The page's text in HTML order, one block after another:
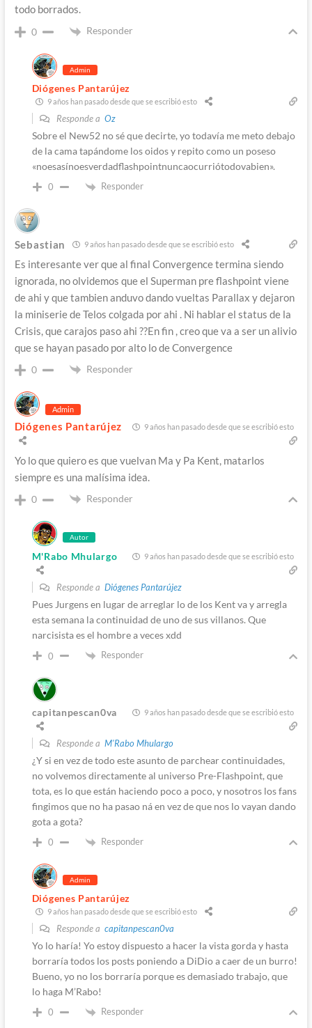
todo borrados.
0 Responder
Admin
Diógenes Pantarújez
9 años han pasado desde que se escribió esto
Responde a Oz
Sobre el New52 no sé que decirte, yo todavía me meto debajo
de la cama tapándome los oidos y repito como un poseso
«noesasínoesverdadflashpointnuncaocurriótodovabien».
0 Responder
Sebastian 9 años han pasado desde que se escribió esto
Es interesante ver que al final Convergence termina siendo
ignorada, no olvidemos que el Superman pre flashpoint viene
de ahi y que tambien anduvo dando vueltas Parallax y dejaron
la miniserie de Telos colgada por ahi . Ni hablar el status de la
Crisis, que carajos paso ahi ??En fin , creo que va a ser un alivio
que se hayan pasado por alto lo de Convergence
0 Responder
Admin
Diógenes Pantarújez 9 años han pasado desde que se escribió esto
Yo lo que quiero es que vuelvan Ma y Pa Kent, matarlos
siempre es una malísima idea.
0 Responder
Autor
M'Rabo Mhulargo 9 años han pasado desde que se escribió esto
Responde a Diógenes Pantarújez
Pues Jurgens en lugar de arreglar lo de los Kent va y arregla
esta semana la continuidad de uno de sus villanos. Que
narcisista es el hombre a veces xdd
0 Responder
capitanpescan0va 9 años han pasado desde que se escribió esto
Responde a M'Rabo Mhulargo
¿Y si en vez de todo este asunto de parchear continuidades,
no volvemos directamente al universo Pre-Flashpoint, que
tota, es lo que están haciendo poco a poco, y nosotros los fans
fingimos que no ha pasao ná en vez de que nos lo vayan dando
gota a gota?
0 Responder
Admin
Diógenes Pantarújez
9 años han pasado desde que se escribió esto
Responde a capitanpescan0va
Yo lo haría! Yo estoy dispuesto a hacer la vista gorda y hasta
borraría todos los posts poniendo a DiDio a caer de un burro!
Bueno, yo no los borraría porque es demasiado trabajo, que
lo haga M’Rabo!
0 Responder